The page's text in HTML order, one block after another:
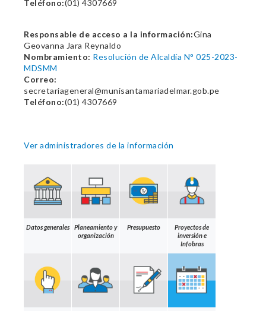
Teléfono:(01) 4307669
Responsable de acceso a la información:Gina
Geovanna Jara Reynaldo
Nombramiento: Resolución de Alcaldía N° 025-2023-
MDSMM
Correo:
secretariageneral@munisantamariadelmar.gob.pe
Teléfono:(01) 4307669
Ver administradores de la información
Datos generales
Planeamiento y
organización
Presupuesto
Proyectos de
inversión e
Infobras